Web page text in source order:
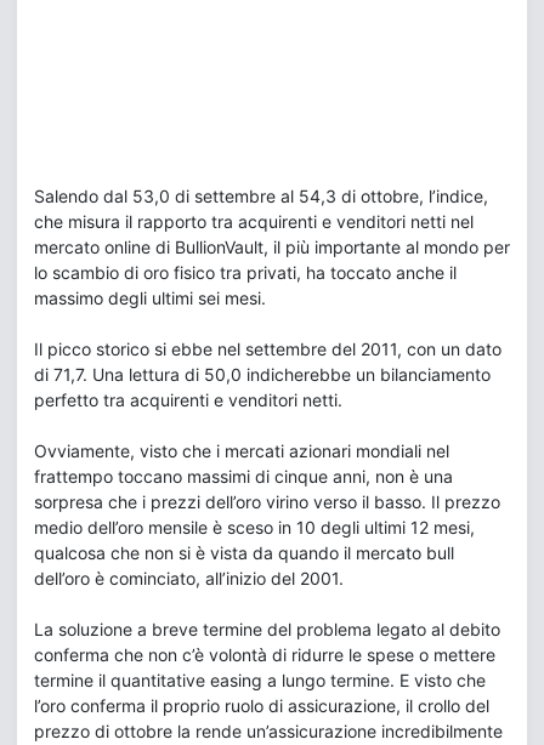
Salendo dal 53,0 di settembre al 54,3 di ottobre, l’indice,
che misura il rapporto tra acquirenti e venditori netti nel
mercato online di BullionVault, il più importante al mondo per
lo scambio di oro fisico tra privati, ha toccato anche il
massimo degli ultimi sei mesi.
Il picco storico si ebbe nel settembre del 2011, con un dato
di 71,7. Una lettura di 50,0 indicherebbe un bilanciamento
perfetto tra acquirenti e venditori netti.
Ovviamente, visto che i mercati azionari mondiali nel
frattempo toccano massimi di cinque anni, non è una
sorpresa che i prezzi dell’oro virino verso il basso. Il prezzo
medio dell’oro mensile è sceso in 10 degli ultimi 12 mesi,
qualcosa che non si è vista da quando il mercato bull
dell’oro è cominciato, all’inizio del 2001.
La soluzione a breve termine del problema legato al debito
conferma che non c’è volontà di ridurre le spese o mettere
termine il quantitative easing a lungo termine. E visto che
l’oro conferma il proprio ruolo di assicurazione, il crollo del
prezzo di ottobre la rende un’assicurazione incredibilmente